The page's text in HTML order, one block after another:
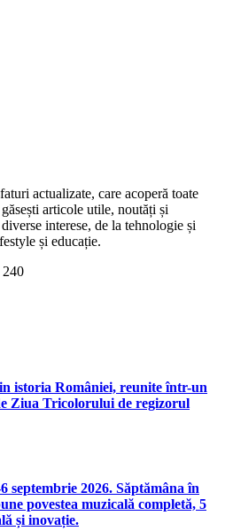
actualizate, care acoperă toate
articole utile, noutăți și
interese, de la tehnologie și
și educație.
istoria României, reunite într-un
Ziua Tricolorului de regizorul
septembrie 2026. Săptămâna în
povestea muzicală completă, 5
și inovație.